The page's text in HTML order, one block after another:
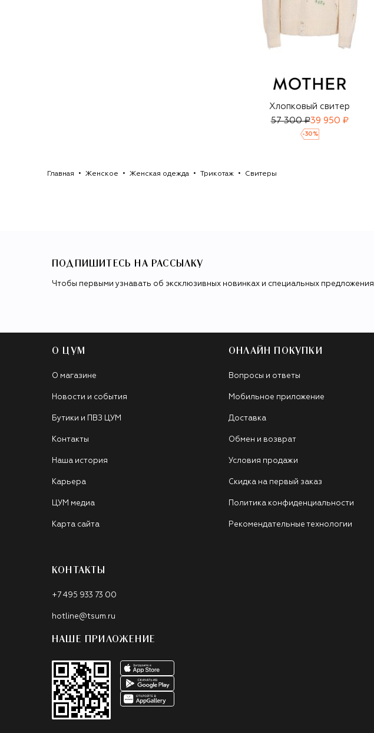
Хлопковый свитер
57 300 ₽39 950 ₽
-30 %
Главная Женское Женская одежда Трикотаж Свитеры
ПОДПИШИТЕСЬ НА РАССЫЛКУ
Чтобы первыми узнавать об эксклюзивных новинках и специальных
О ЦУМ
О магазине
Новости и события
Бутики и ПВЗ ЦУМ
Контакты
Наша история
Карьера
ЦУМ медиа
Карта сайта
ОНЛАЙН ПОКУПКИ
Вопросы и ответы
Мобильное приложение
Доставка
Обмен и возврат
Условия продажи
Скидка на первый заказ
Политика конфиденциальности
Рекомендательные технологии
КОНТАКТЫ
+7 495 933 73 00
hotline@tsum.ru
НАШЕ ПРИЛОЖЕНИЕ